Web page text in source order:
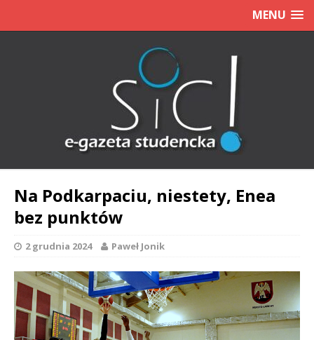
MENU
Na Podkarpaciu, niestety, Enea
bez punktów
2 grudnia 2024 Paweł Jonik